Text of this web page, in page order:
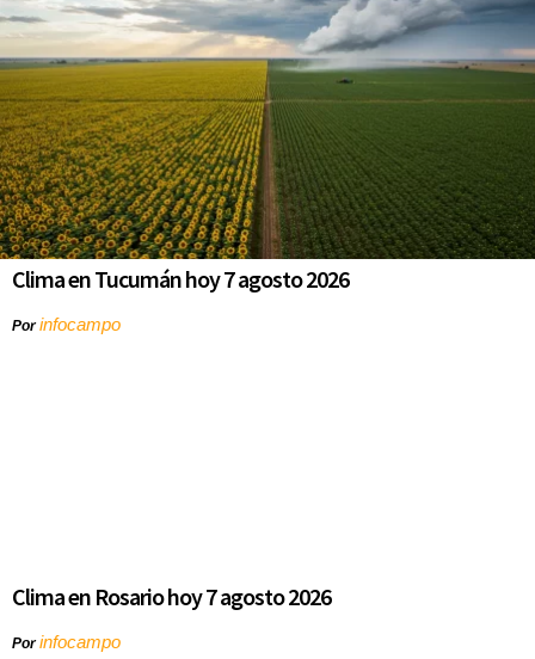
Clima en Tucumán hoy 7 agosto 2026
Porinfocampo
Clima en Rosario hoy 7 agosto 2026
Porinfocampo